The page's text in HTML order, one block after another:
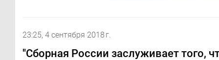
23:25, 4 сентября 2018 г.
"Сборная России заслуживает того,